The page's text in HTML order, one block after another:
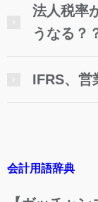
法人税率
うなる？
IFRS、営
会計用語辞典